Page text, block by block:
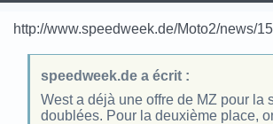
http://www.speedweek.de/Moto2/news/
speedweek.de a écrit :
West a déjà une offre de MZ pour
doublées. Pour la deuxième place,